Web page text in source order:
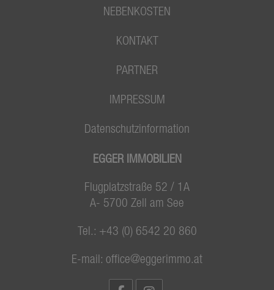
NEBENKOSTEN
KONTAKT
PARTNER
IMPRESSUM
Datenschutzinformation
EGGER IMMOBILIEN
Flugplatzstraße 52 / 1A
A- 5700 Zell am See
Tel.: +43 (0) 6542 20 860
E-mail: office@eggerimmo.at